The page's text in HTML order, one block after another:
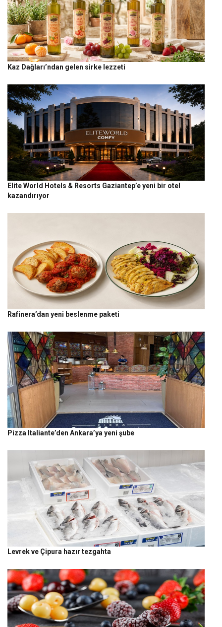
Kaz Dağları’ndan gelen sirke lezzeti
Elite World Hotels & Resorts Gaziantep’e yeni bir otel
kazandırıyor
Rafinera’dan yeni beslenme paketi
Pizza Italiante’den Ankara’ya yeni şube
Levrek ve Çipura hazır tezgahta